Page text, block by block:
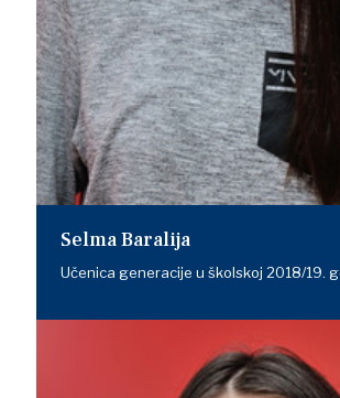
Selma Baralija
Učenica generacije u školskoj 2018/19.